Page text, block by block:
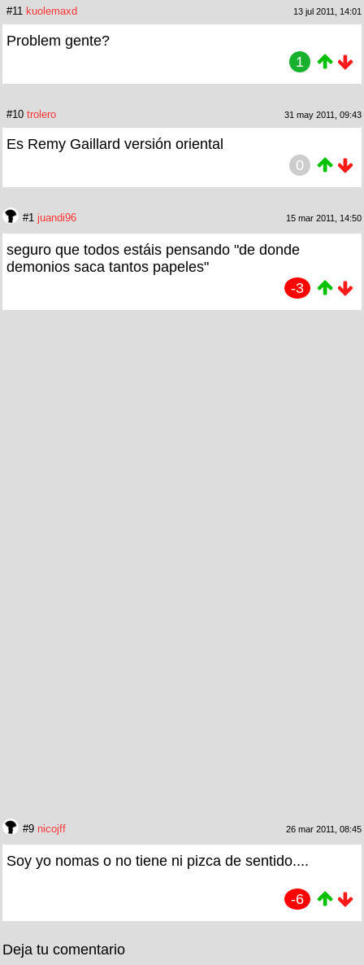
#11 kuolemaxd 13 jul 2011, 14:01
Problem gente?
1
#10 trolero 31 may 2011, 09:43
Es Remy Gaillard versión oriental
0
#1 juandi96 15 mar 2011, 14:50
seguro que todos estáis pensando "de donde
demonios saca tantos papeles"
-3
#9 nicojff 26 mar 2011, 08:45
Soy yo nomas o no tiene ni pizca de sentido....
-6
Deja tu comentario